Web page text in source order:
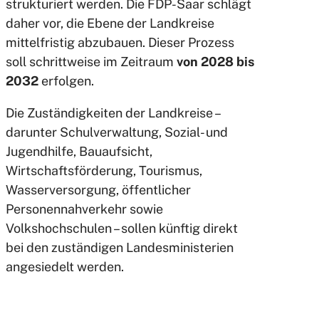
strukturiert werden. Die FDP-Saar schlägt
daher vor, die Ebene der Landkreise
mittelfristig abzubauen. Dieser Prozess
soll schrittweise im Zeitraum von 2028 bis
2032 erfolgen.
Die Zuständigkeiten der Landkreise –
darunter Schulverwaltung, Sozial- und
Jugendhilfe, Bauaufsicht,
Wirtschaftsförderung, Tourismus,
Wasserversorgung, öffentlicher
Personennahverkehr sowie
Volkshochschulen – sollen künftig direkt
bei den zuständigen Landesministerien
angesiedelt werden.